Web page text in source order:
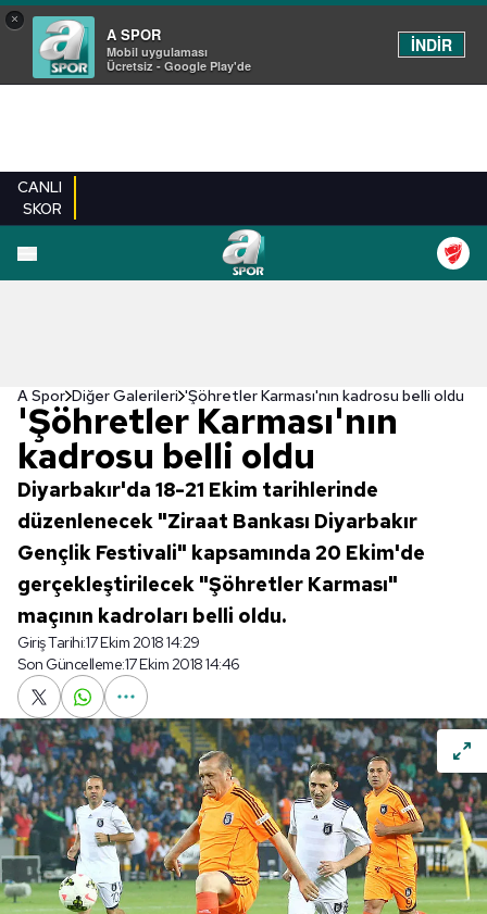
×
A SPOR
Mobil uygulaması
Ücretsiz - Google Play'de
İNDİR
CANLI
SKOR
EN YENILER
A Spor Diğer Galerileri 'Şöhretler Karması'nın kadrosu belli oldu
'Şöhretler Karması'nın
kadrosu belli oldu
Diyarbakır'da 18-21 Ekim tarihlerinde
düzenlenecek "Ziraat Bankası Diyarbakır
Gençlik Festivali" kapsamında 20 Ekim'de
gerçekleştirilecek "Şöhretler Karması"
maçının kadroları belli oldu.
Giriş Tarihi:17 Ekim 2018 14:29
Son Güncelleme:17 Ekim 2018 14:46